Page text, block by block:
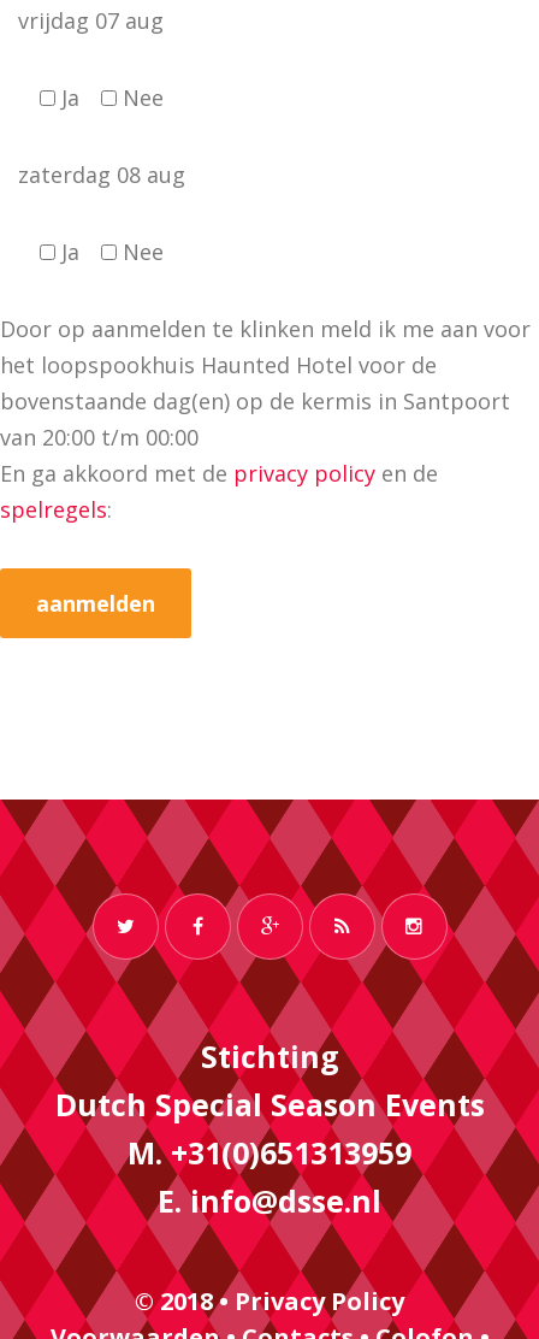
vrijdag 07 aug
Ja Nee
zaterdag 08 aug
Ja Nee
Door op aanmelden te klinken meld ik me aan voor
het loopspookhuis Haunted Hotel voor de
bovenstaande dag(en) op de kermis in Santpoort
van 20:00 t/m 00:00
En ga akkoord met de privacy policy en de
spelregels:
Stichting
Dutch Special Season Events
M. +31(0)651313959
E.info@dsse.nl
© 2018 • Privacy Policy